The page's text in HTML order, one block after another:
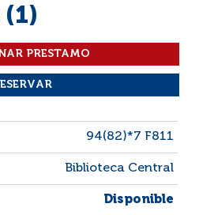
94(82)*7 F811
Biblioteca Central
Disponible